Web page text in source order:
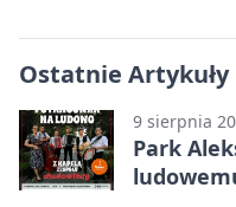
Ostatnie Artykuły
9 sierpnia
Park